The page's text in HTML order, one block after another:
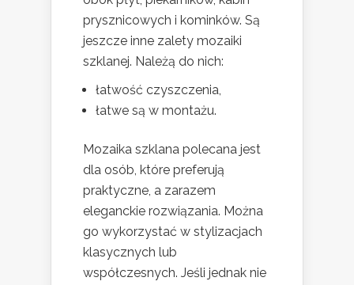
prysznicowych i kominków. Są
jeszcze inne zalety mozaiki
szklanej. Należą do nich:
łatwość czyszczenia,
łatwe są w montażu.
Mozaika szklana polecana jest
dla osób, które preferują
praktyczne, a zarazem
eleganckie rozwiązania. Można
go wykorzystać w stylizacjach
klasycznych lub
współczesnych. Jeśli jednak nie